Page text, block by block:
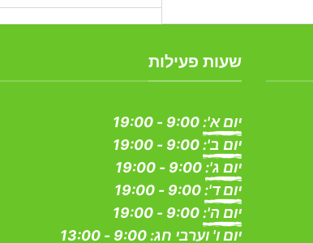
שעות פעילות
יום א':
יום ב':
יום ג':
יום ד':
יום ה':
יום ו' וערבי חג: